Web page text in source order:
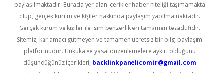
paylaşılmaktadır. Burada yer alan içerikler haber niteliği taşımamakta
olup, gerçek kurum ve kişiler hakkında paylaşım yapılmamaktadır.
Gerçek kurum ve kişiler ile isim benzerlikleri tamamen tesadüfidir.
Sitemiz, kar amacı gütmeyen ve tamamen ücretsiz bir bilgi paylaşım
platformudur. Hukuka ve yasal düzenlemelere aykırı olduğunu
düşündüğünüz içerikleri, backlinkpanelicomtr@gmail.com